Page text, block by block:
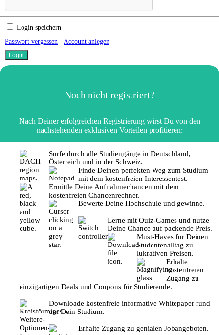
Login speichern
Passwort vergessen
Account anlegen
Noch nicht registriert?
Nach Deiner erfolgreichen Registrierung wirst Du von den
nachstehenden exklusiven Vorteilen profitieren:
Surfe durch alle Studiengänge in Deutschland,
Österreich und in der Schweiz.
Finde Deinen perfekten Weg zum Studium
mit dem kostenfreien Interessentest.
Ermittle Deine Aufnahmechancen mit dem
kostenfreien Chancenrechner.
Bewerte Deine Hochschule und gewinne.
Lerne mit Quiz-Games und nutze
Deine Chance auf packende Preis.
Must-Haves fur Deinen
Studentenalltag zu
lukrativen Preisen.
Erhalte
kostenfreien
Zugang zu
einzigartigen Deals und Coupons für Studierende.
Downloade kostenfreie informative Whitepaper rund
um Dein Studium.
Erhalte Zugang zu genialen Jobangeboten.